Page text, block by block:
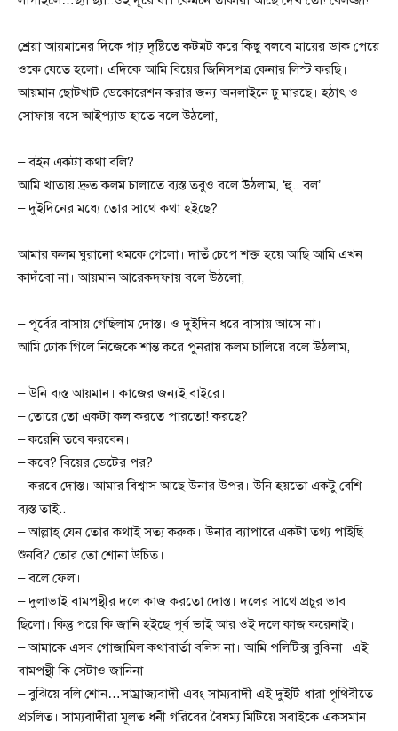
শ্রেয়া আয়মানের দিকে গাঢ় দৃষ্টিতে কটমট করে কিছু বলবে মায়ের ডাক পেয়ে
ওকে যেতে হলো। এদিকে আমি বিয়ের জিনিসপত্র কেনার লিস্ট করছি।
আয়মান ছোটখাট ডেকোরেশন করার জন্য অনলাইনে ঢু মারছে। হঠাৎ ও
সোফায় বসে আইপ্যাড হাতে বলে উঠলো,
– বইন একটা কথা বলি?
আমি খাতায় দ্রুত কলম চালাতে ব্যস্ত তবুও বলে উঠলাম, ‘হু.. বল’
– দুইদিনের মধ্যে তোর সাথে কথা হইছে?
আমার কলম ঘুরানো থমকে গেলো। দাতঁ চেপে শক্ত হয়ে আছি আমি এখন
কাদঁবো না। আয়মান আরেকদফায় বলে উঠলো,
– পূর্বের বাসায় গেছিলাম দোস্ত। ও দুইদিন ধরে বাসায় আসে না।
আমি ঢোক গিলে নিজেকে শান্ত করে পুনরায় কলম চালিয়ে বলে উঠলাম,
– উনি ব্যস্ত আয়মান। কাজের জন্যই বাইরে।
– তোরে তো একটা কল করতে পারতো! করছে?
– করেনি তবে করবেন।
– কবে? বিয়ের ডেটের পর?
– করবে দোস্ত। আমার বিশ্বাস আছে উনার উপর। উনি হয়তো একটু বেশি
ব্যস্ত তাই..
– আল্লাহ্ যেন তোর কথাই সত্য করুক। উনার ব্যাপারে একটা তথ্য পাইছি
শুনবি? তোর তো শোনা উচিত।
– বলে ফেল।
– দুলাভাই বামপন্থীর দলে কাজ করতো দোস্ত। দলের সাথে প্রচুর ভাব
ছিলো। কিন্তু পরে কি জানি হইছে পূর্ব ভাই আর ওই দলে কাজ করেনাই।
– আমাকে এসব গোজামিল কথাবার্তা বলিস না। আমি পলিটিক্স বুঝিনা। এই
বামপন্থী কি সেটাও জানিনা।
– বুঝিয়ে বলি শোন…সাম্রাজ্যবাদী এবং সাম্যবাদী এই দুইটি ধারা পৃথিবীতে
প্রচলিত। সাম্যবাদীরা মূলত ধনী গরিবের বৈষম্য মিটিয়ে সবাইকে একসমান